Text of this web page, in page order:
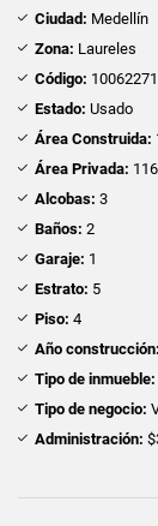
Ciudad: Medellín
Zona: Laureles
Código: 10062271
Estado: Usado
Área Construida:
Área Privada:
Alcobas: 3
Baños: 2
Garaje: 1
Estrato: 5
Piso: 4
Año construcción:
Tipo de inmueble:
Tipo de negocio:
Administración: